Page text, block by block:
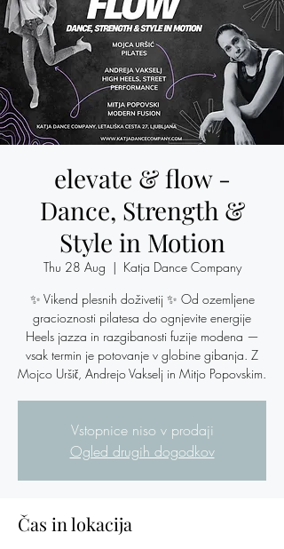
elevate & flow -
Dance, Strength &
Style in Motion
Thu 28 Aug
  |
Katja Dance Company
✨ Vikend plesnih doživetij ✨ Od ozemljene
gracioznosti pilatesa do ognjevite energije
Heels jazza in razgibanosti fuzije modena —
vsak termin je potovanje v globine gibanja. Z
Mojco Uršič, Andrejo Vakselj in Mitjo Popovskim.
Vstopnice niso v prodaji
Ogled drugih dogodkov
Čas in lokacija